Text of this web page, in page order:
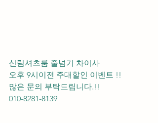
신림셔츠룸 줄넘기 차이사
오후 9시이전 주대할인 이벤트 !!
많은 문의 부탁드립니다.!!
010-8281-8139